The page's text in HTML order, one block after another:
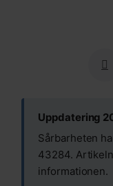
Uppdatering
Sårbarheten
43284.
informationen.